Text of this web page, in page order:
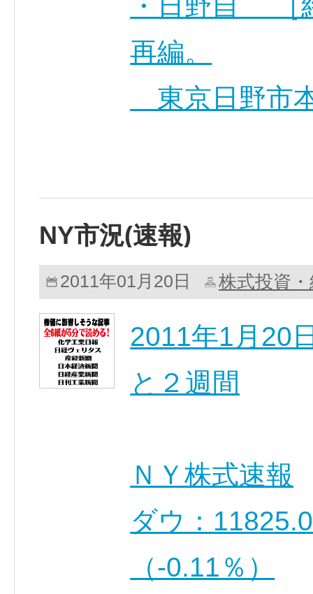
再編。
東京日野
NY市況(速報)
2011年01月20日 株式投資
2011年1月20
と２週間
ＮＹ株式速報
ダウ：
（-0.11％）